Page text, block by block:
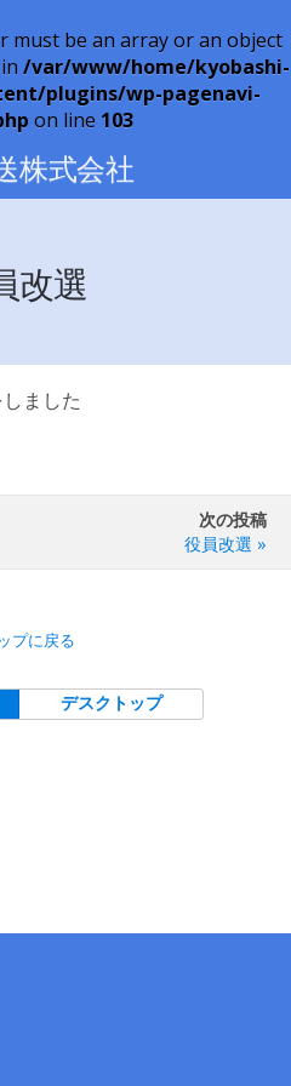
must be an array or an object
/var/www/home/kyobashi-
plugins/wp-pagenavi-
on line 103
株式会社
改選
ました
次の投稿
役員改選 »
プに戻る
デスクトップ